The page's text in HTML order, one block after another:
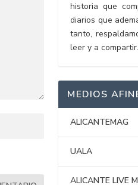
historia que
diarios que
tanto,
leer y a compartir.
MEDIOS
ALICANTEMAG
UALA
ALICANTE LIVE